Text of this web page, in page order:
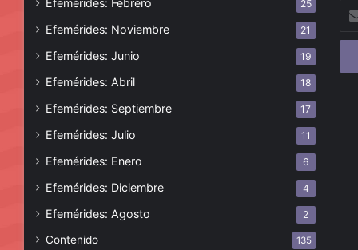
Efemérides: Febrero 25
Efemérides: Noviembre 21
Efemérides: Junio 19
Efemérides: Abril 18
Efemérides: Septiembre 17
Efemérides: Julio 11
Efemérides: Enero 6
Efemérides: Diciembre 4
Efemérides: Agosto 2
Contenido 135